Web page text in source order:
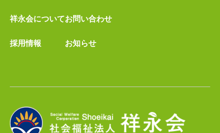
祥永会について
採用情報
お問い合わせ
お知らせ